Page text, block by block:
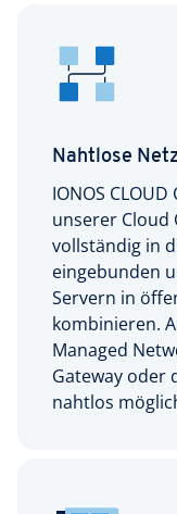
Nahtlose
IONOS
unserer Cloud
vollständig in
eingebunden
Servern in
kombinieren.
Managed
Gateway oder
nahtlos